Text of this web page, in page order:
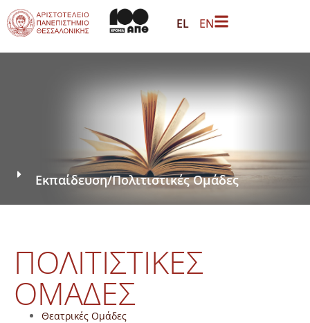
EL EN
Εκπαίδευση/Πολιτιστικές Ομάδες
ΠΟΛΙΤΙΣΤΙΚΈΣ
ΟΜΆΔΕΣ
Θεατρικές Ομάδες